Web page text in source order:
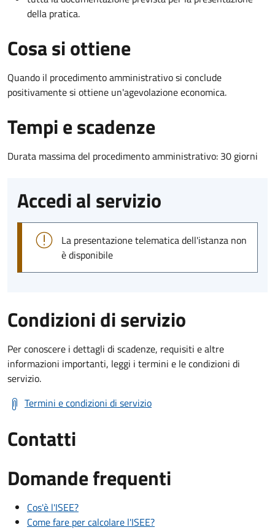
della pratica.
Cosa si ottiene
Quando il procedimento amministrativo si conclude
positivamente si ottiene un'agevolazione economica.
Tempi e scadenze
Durata massima del procedimento amministrativo: 30 giorni
Accedi al servizio
La presentazione telematica dell'istanza non
è disponibile
Condizioni di servizio
Per conoscere i dettagli di scadenze, requisiti e altre
informazioni importanti, leggi i termini e le condizioni di
servizio.
Termini e condizioni di servizio
Contatti
Domande frequenti
Cos'è l'ISEE?
Come fare per calcolare l'ISEE?